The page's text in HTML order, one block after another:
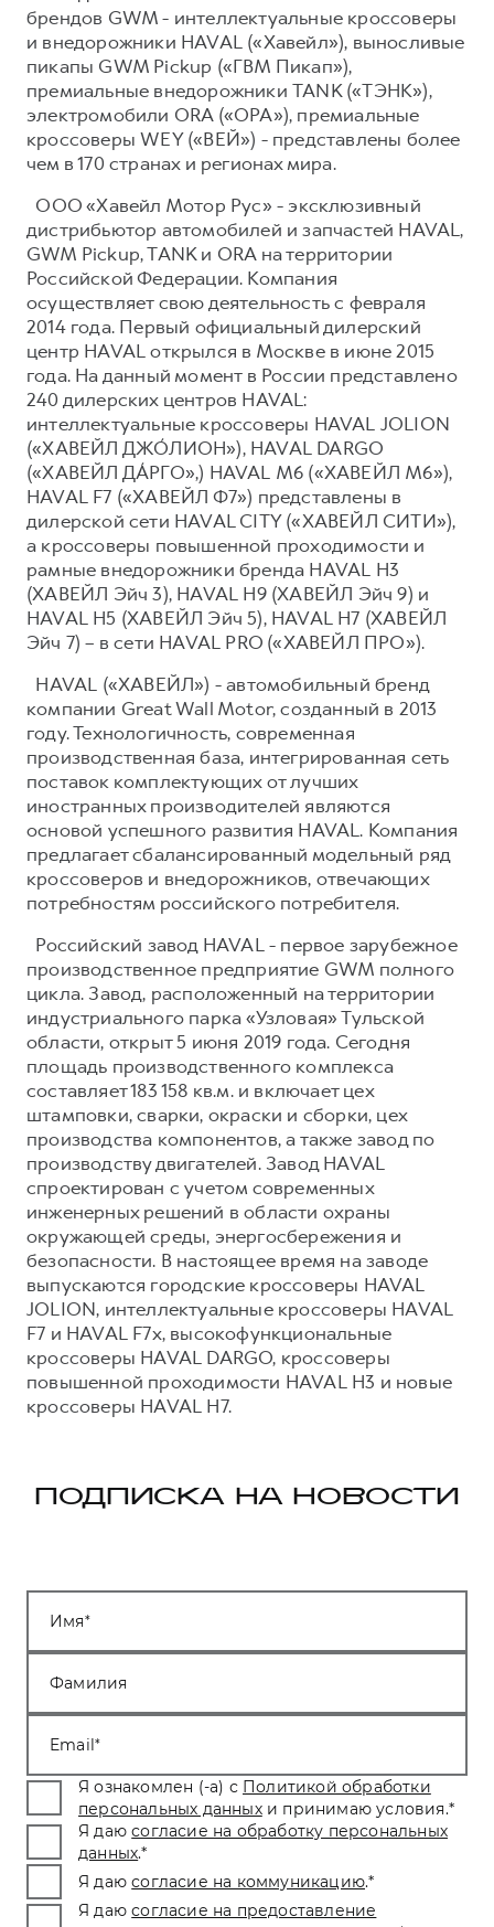
брендов GWM - интеллектуальные кроссоверы
и внедорожники HAVAL («Хавейл»), выносливые
пикапы GWM Pickup («ГВМ Пикап»),
премиальные внедорожники TANK («ТЭНК»),
электромобили ORA («ОРА»), премиальные
кроссоверы WEY («ВЕЙ») - представлены более
чем в 170 странах и регионах мира.
ООО «Хавейл Мотор Рус» - эксклюзивный
дистрибьютор автомобилей и запчастей HAVAL,
GWM Pickup, TANK и ORA на территории
Российской Федерации. Компания
осуществляет свою деятельность с февраля
2014 года. Первый официальный дилерский
центр HAVAL открылся в Москве в июне 2015
года. На данный момент в России представлено
240 дилерских центров HAVAL:
интеллектуальные кроссоверы HAVAL JOLION
(«ХАВЕЙЛ ДЖО́ЛИОН»), HAVAL DARGO
(«ХАВЕЙЛ ДА́РГО»,) HAVAL М6 («ХАВЕЙЛ M6»),
HAVAL F7 («ХАВЕЙЛ Ф7») представлены в
дилерской сети HAVAL CITY («ХАВЕЙЛ СИТИ»),
а кроссоверы повышенной проходимости и
рамные внедорожники бренда HAVAL H3
(ХАВЕЙЛ Эйч 3), HAVAL H9 (ХАВЕЙЛ Эйч 9) и
HAVAL H5 (ХАВЕЙЛ Эйч 5), HAVAL H7 (ХАВЕЙЛ
Эйч 7) – в сети HAVAL PRO («ХАВЕЙЛ ПРО»).
HAVAL («ХАВЕЙЛ») - автомобильный бренд
компании Great Wall Motor, созданный в 2013
году. Технологичность, современная
производственная база, интегрированная сеть
поставок комплектующих от лучших
иностранных производителей являются
основой успешного развития HAVAL. Компания
предлагает сбалансированный модельный ряд
кроссоверов и внедорожников, отвечающих
потребностям российского потребителя.
Российский завод HAVAL - первое зарубежное
производственное предприятие GWM полного
цикла. Завод, расположенный на территории
индустриального парка «Узловая» Тульской
области, открыт 5 июня 2019 года. Сегодня
площадь производственного комплекса
составляет 183 158 кв.м. и включает цех
штамповки, сварки, окраски и сборки, цех
производства компонентов, а также завод по
производству двигателей. Завод HAVAL
спроектирован с учетом современных
инженерных решений в области охраны
окружающей среды, энергосбережения и
безопасности. В настоящее время на заводе
выпускаются городские кроссоверы HAVAL
JOLION, интеллектуальные кроссоверы HAVAL
F7 и HAVAL F7x, высокофункциональные
кроссоверы HAVAL DARGO, кроссоверы
повышенной проходимости HAVAL H3 и новые
кроссоверы HAVAL H7.
ПОДПИСКА НА НОВОСТИ
Имя
Фамилия
Email
Я ознакомлен (-а) с Политикой обработки
персональных данных и принимаю условия.*
Я даю согласие на обработку персональных
данных.*
Я даю согласие на коммуникацию.*
Я даю согласие на предоставление